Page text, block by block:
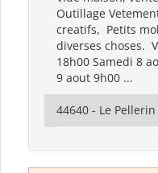
Outillage
creatifs, Petits
diverses choses.
18h00 Samedi 8
9 aout 9h00 ...
44640 - Le Pellerin